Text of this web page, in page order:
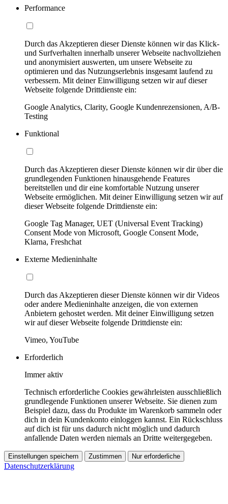
Performance
Durch das Akzeptieren dieser Dienste können wir das Klick-
und Surfverhalten innerhalb unserer Webseite nachvollziehen
und anonymisiert auswerten, um unsere Webseite zu
optimieren und das Nutzungserlebnis insgesamt laufend zu
verbessern. Mit deiner Einwilligung setzen wir auf dieser
Webseite folgende Drittdienste ein:
Google Analytics, Clarity, Google Kundenrezensionen, A/B-
Testing
Funktional
Durch das Akzeptieren dieser Dienste können wir dir über die
grundlegenden Funktionen hinausgehende Features
bereitstellen und dir eine komfortable Nutzung unserer
Webseite ermöglichen. Mit deiner Einwilligung setzen wir auf
dieser Webseite folgende Drittdienste ein:
Google Tag Manager, UET (Universal Event Tracking)
Consent Mode von Microsoft, Google Consent Mode,
Klarna, Freshchat
Externe Medieninhalte
Durch das Akzeptieren dieser Dienste können wir dir Videos
oder andere Medieninhalte anzeigen, die von externen
Anbietern gehostet werden. Mit deiner Einwilligung setzen
wir auf dieser Webseite folgende Drittdienste ein:
Vimeo, YouTube
Erforderlich
Immer aktiv
Technisch erforderliche Cookies gewährleisten ausschließlich
grundlegende Funktionen unserer Webseite. Sie dienen zum
Beispiel dazu, dass du Produkte im Warenkorb sammeln oder
dich in dein Kundenkonto einloggen kannst. Ein Rückschluss
auf dich ist für uns dadurch nicht möglich und dadurch
anfallende Daten werden niemals an Dritte weitergegeben.
Einstellungen speichern Zustimmen Nur erforderliche
Datenschutzerklärung